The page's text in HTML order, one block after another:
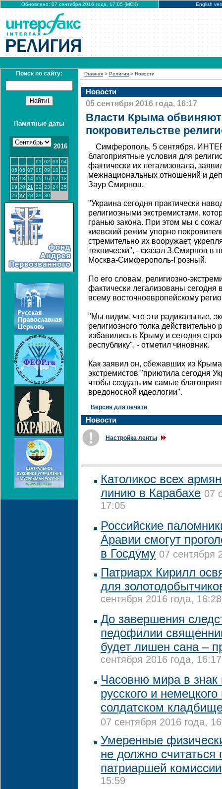
Обновлено: 07 сентября 2016 года, 17:05 (МСК) English
Поиск по сайту:
Памятные даты
2016
01 02 03 04
05 06 07 08 09 10
11
12 13 14 15 16 17
18
19 20 21 22 23 24 25
26 27 28 29 30
Главная > Религия > Новости
Новости
05 сентября 2016 года, 16:17
Власти Крыма
покровительстве
Симферополь. 5 сентября.
благоприятные условия для
фактически их легализовала,
межнациональных отношений и
Заур Смирнов.
"Украина сегодня практически
религиозными экстремистами,
гранью закона. При этом мы с
киевский режим упорно
стремительно их вооружает,
технически", - сказал З.Смирнов в
Москва-Симферополь-Грозный.
По его словам, религиозно-
фактически легализованы сегодня
всему восточноевропейскому
"Мы видим, что эти радикальные,
религиозного толка
избавились в Крыму и сегодня
республику", - отметил чиновник.
Как заявил он, сбежавших из
экстремистов "приютила сегодня
чтобы создать им самые
вредоносной идеологии".
Версия для печати
Новости
Настройка ленты
Католикос всех
линию в Карабахе 07
17:05
Российские
Аравии смогут
в Госдуму 07 сентября
Патриарх Кирилл
для
сентября 2016 года, 16:28
До завершения
педофилии
будет лишен сана –
сентября 2016 года, 16:17
Часовню мира в знак
русского и
солдатском
07 сентября 2016 года,
Умеренные
не должно
патриаршей комиссии
15:59